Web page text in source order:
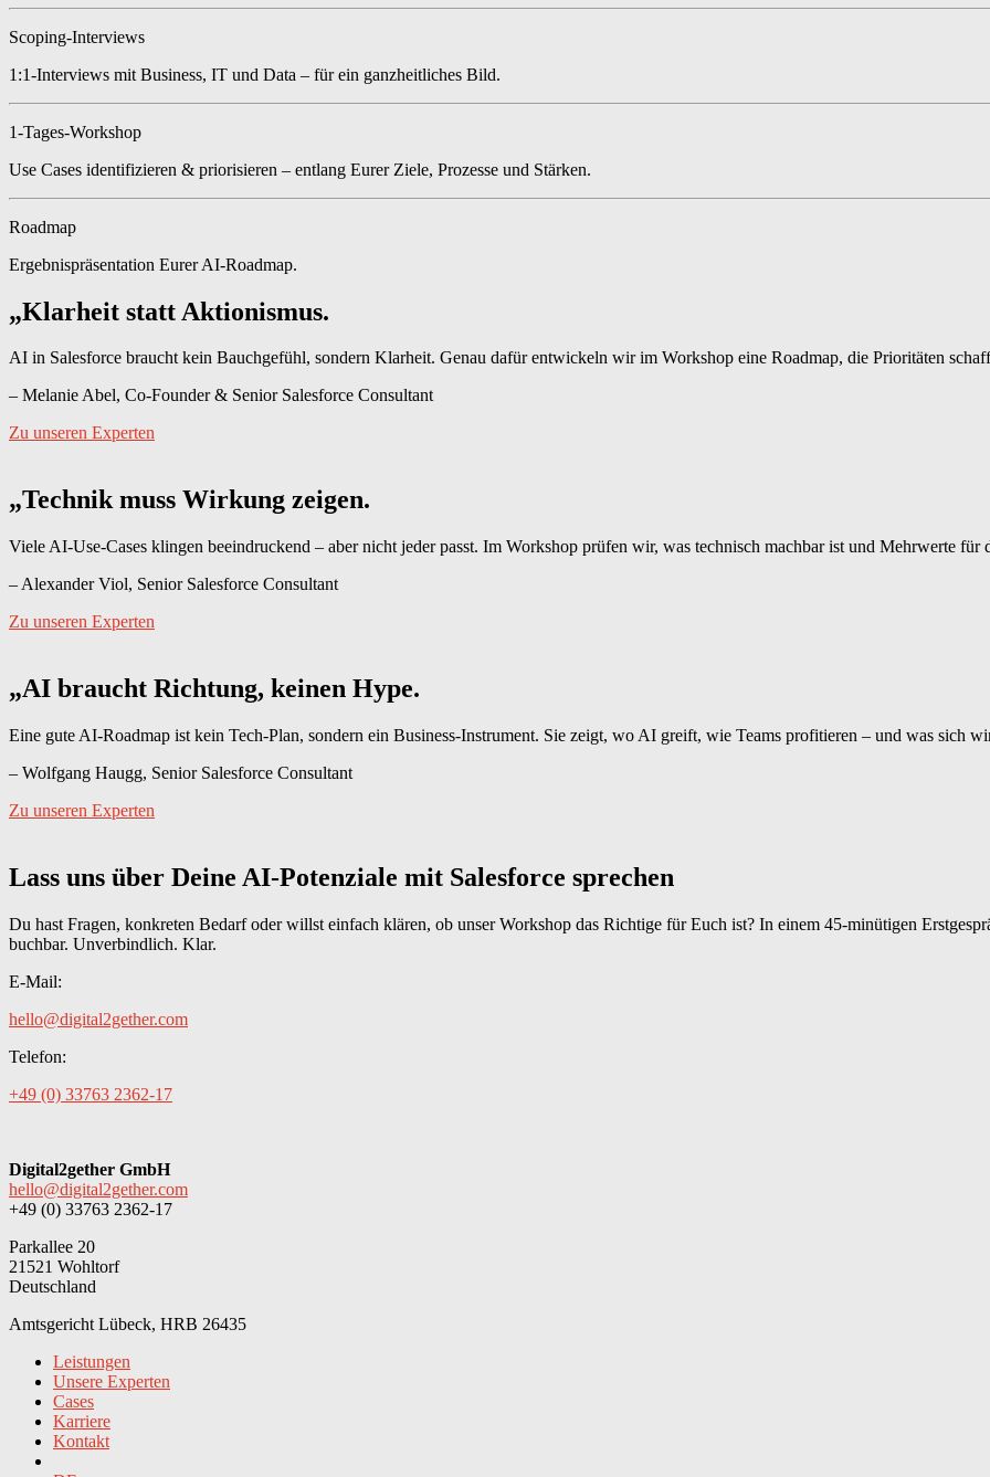
Scoping-Interviews
1:1-Interviews mit Business, IT und Data – für ein ganzheitliches Bild.
1-Tages-Workshop
Use Cases identifizieren & priorisieren – entlang Eurer Ziele, Prozesse und Stärken.
Roadmap
Ergebnispräsentation Eurer AI-Roadmap.
„Klarheit statt Aktionismus.
AI in Salesforce braucht kein Bauchgefühl, sondern Klarheit. Genau dafür entwickeln wir im Workshop eine Roadmap, die Prioritäten
– Melanie Abel, Co-Founder & Senior Salesforce Consultant
Zu unseren Experten
„Technik muss Wirkung zeigen.
Viele AI-Use-Cases klingen beeindruckend – aber nicht jeder passt. Im Workshop prüfen wir, was technisch machbar ist und Mehrwerte für
– Alexander Viol, Senior Salesforce Consultant
Zu unseren Experten
„AI braucht Richtung, keinen Hype.
Eine gute AI-Roadmap ist kein Tech-Plan, sondern ein Business-Instrument. Sie zeigt, wo AI greift, wie Teams profitieren – und was sich
– Wolfgang Haugg, Senior Salesforce Consultant
Zu unseren Experten
Lass uns über Deine AI-Potenziale mit Salesforce sprechen
Du hast Fragen, konkreten Bedarf oder willst einfach klären, ob unser Workshop das Richtige für Euch ist? In einem 45-minütigen
buchbar. Unverbindlich. Klar.
E-Mail:
hello@digital2gether.com
Telefon:
+49 (0) 33763 2362-17
Digital2gether GmbH
hello@digital2gether.com
+49 (0) 33763 2362-17
Parkallee 20
21521 Wohltorf
Deutschland
Amtsgericht Lübeck, HRB 26435
Leistungen
Unsere Experten
Cases
Karriere
Kontakt